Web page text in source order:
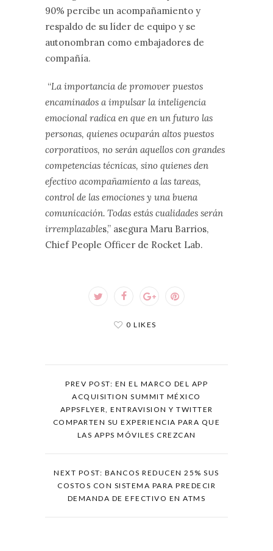
90% percibe un acompañamiento y
respaldo de su líder de equipo y se
autonombran como embajadores de
compañía.
“La importancia de promover puestos
encaminados a impulsar la inteligencia
emocional radica en que en un futuro las
personas, quienes ocuparán altos puestos
corporativos, no serán aquellos con grandes
competencias técnicas, sino quienes den
efectivo acompañamiento a las tareas,
control de las emociones y una buena
comunicación. Todas estás cualidades serán
irremplazables,” asegura Maru Barrios,
Chief People Officer de Rocket Lab.
0 LIKES
PREV POST: EN EL MARCO DEL APP
ACQUISITION SUMMIT MÉXICO
APPSFLYER, ENTRAVISION Y TWITTER
COMPARTEN SU EXPERIENCIA PARA QUE
LAS APPS MÓVILES CREZCAN
NEXT POST: BANCOS REDUCEN 25% SUS
COSTOS CON SISTEMA PARA PREDECIR
DEMANDA DE EFECTIVO EN ATMS